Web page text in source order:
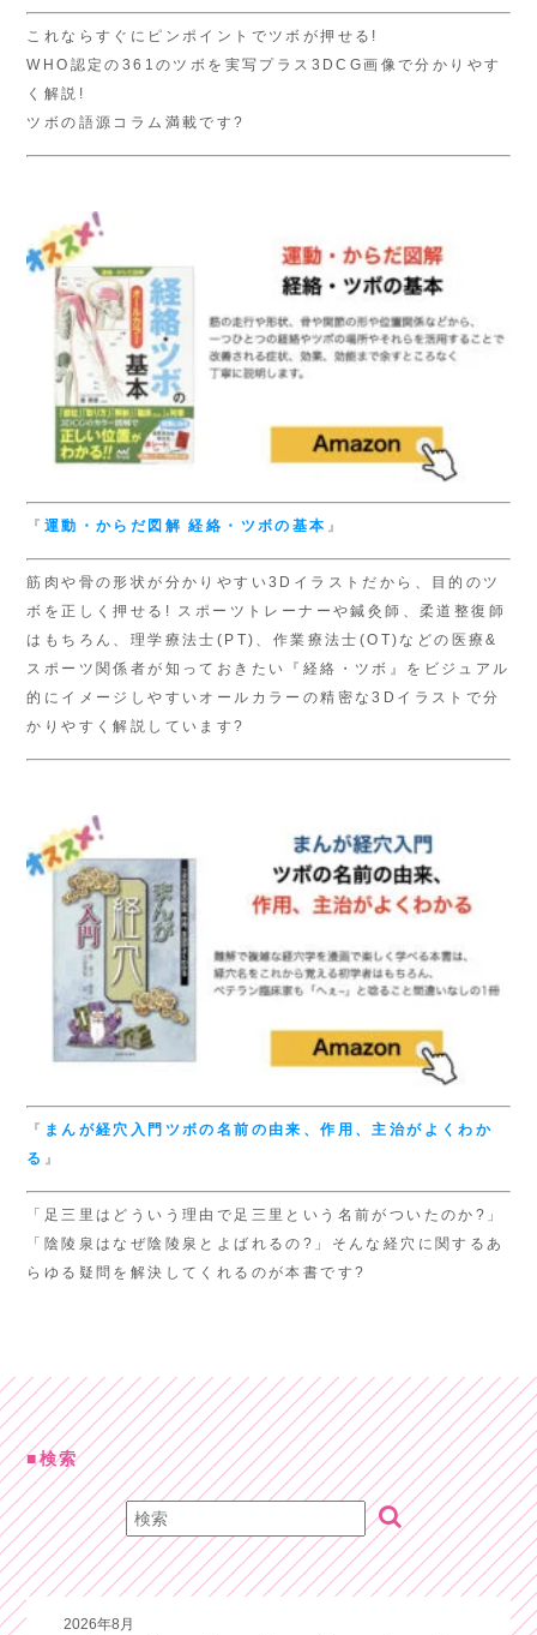
これならすぐにピンポイントでツボが押せる!
WHO認定の361のツボを実写プラス3DCG画像で分かりやす
く解説!
ツボの語源コラム満載です?
『 運動・からだ図解経絡・ツボの基本 』
筋肉や骨の形状が分かりやすい3Dイラストだから、目的のツ
ボを正しく押せる! スポーツトレーナーや鍼灸師、柔道整復師
はもちろん、理学療法士(PT)、作業療法士(OT)などの医療&
スポーツ関係者が知っておきたい『経絡・ツボ』をビジュアル
的にイメージしやすいオールカラーの精密な3Dイラストで分
かりやすく解説しています?
『 まんが経穴入門 ツボの名前の由来、作用、主治がよくわか
る 』
「足三里はどういう理由で足三里という名前がついたのか?」
「陰陵泉はなぜ陰陵泉とよばれるの?」そんな経穴に関するあ
らゆる疑問を解決してくれるのが本書です?
検索
2026年8月